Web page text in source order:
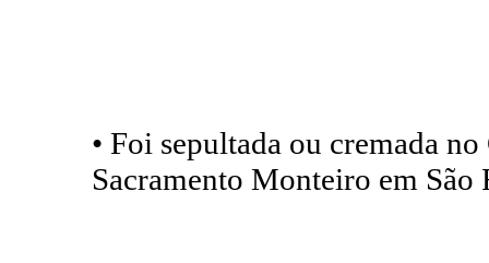
• Foi sepultada ou cremada
Sacramento Monteiro em São